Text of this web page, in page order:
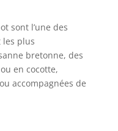
sont l’une des
les plus
bretonne, des
en cocotte,
accompagnées de